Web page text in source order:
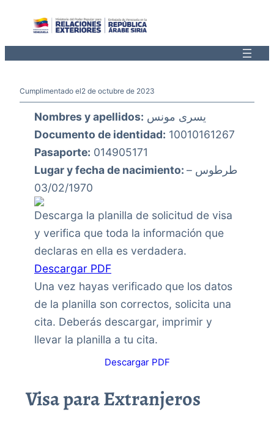
Cumplimentado el2 de octubre de 2023
Nombres y apellidos: يسرى مونس
Documento de identidad: 10010161267
Pasaporte: 014905171
Lugar y fecha de nacimiento: طرطوس –
03/02/1970
Descarga la planilla de solicitud de visa
y verifica que toda la información que
declaras en ella es verdadera.
Descargar PDF
Una vez hayas verificado que los datos
de la planilla son correctos, solicita una
cita. Deberás descargar, imprimir y
llevar la planilla a tu cita.
Descargar PDF
Visa para Extranjeros